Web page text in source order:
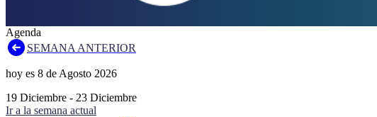
Agenda
SEMANA ANTERIOR
hoy es 8 de Agosto 2026
19 Diciembre - 23 Diciembre
Ir a la semana actual